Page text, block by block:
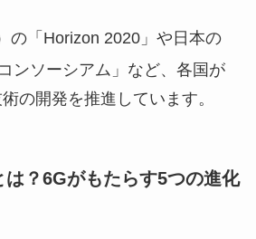
の「Horizon 2020」や日本の
ンソーシアム」など、各国が
の開発を推進しています。
？6Gがもたらす5つの進化